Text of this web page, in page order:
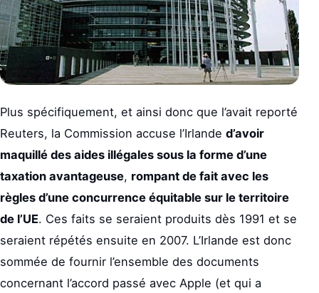
Plus spécifiquement, et ainsi donc que l’avait reporté
Reuters, la Commission accuse l’Irlande d’avoir
maquillé des aides illégales sous la forme d’une
taxation avantageuse, rompant de fait avec les
règles d’une concurrence équitable sur le territoire
de l’UE. Ces faits se seraient produits dès 1991 et se
seraient répétés ensuite en 2007. L’Irlande est donc
sommée de fournir l’ensemble des documents
concernant l’accord passé avec Apple (et qui a